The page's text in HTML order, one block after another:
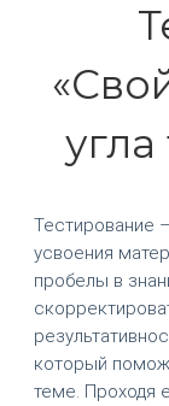
Тестирование
усвоения
пробелы в
который
теме. Проходя